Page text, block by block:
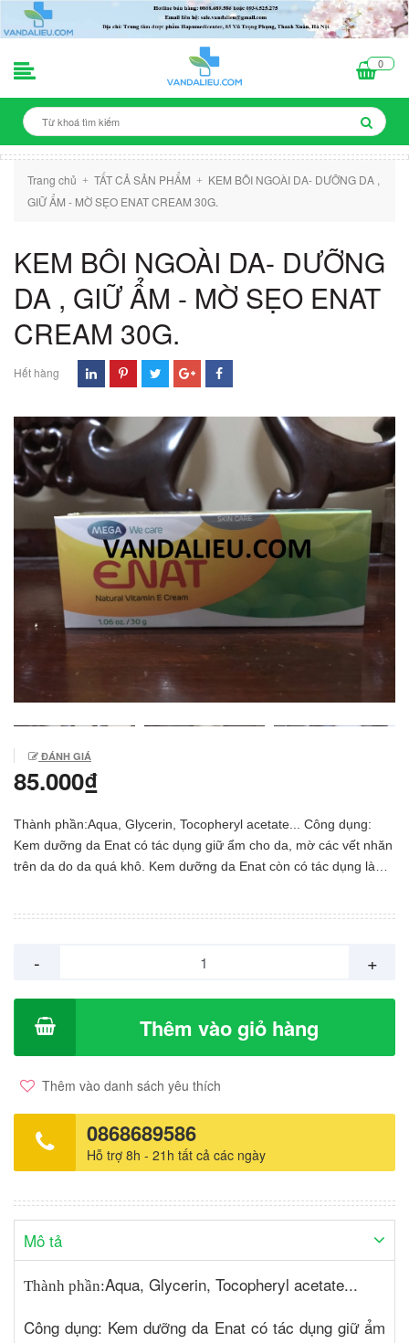
0
Trang chủ + TẤT CẢ SẢN PHẨM +
KEM BÔI NGOÀI DA- DƯỠNG DA ,
GIỮ ẨM - MỜ SẸO ENAT CREAM 30G.
KEM BÔI NGOÀI DA- DƯỠNG
DA , GIỮ ẨM - MỜ SẸO ENAT
CREAM 30G.
Hết hàng
ĐÁNH GIÁ
85.000₫
Thành phần:Aqua, Glycerin, Tocopheryl acetate... Công dụng:
Kem dưỡng da Enat có tác dụng giữ ẩm cho da, mờ các vết nhăn
trên da do da quá khô. Kem dưỡng da Enat còn có tác dụng làm
theo hình vòng tròn hướng từ dưới lên trên trước khi đi ngủ. Có
- +
Thêm vào giỏ hàng
Thêm vào danh sách yêu thích
0868689586
Hỗ trợ 8h - 21h tất cả các ngày
Mô tả
Thành phần:Aqua, Glycerin, Tocopheryl acetate...
Công dụng: Kem dưỡng da Enat có tác dụng giữ ẩm